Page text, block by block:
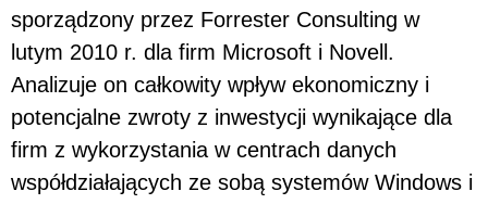
sporządzony przez Forrester Consulting w
lutym 2010 r. dla firm Microsoft i Novell.
Analizuje on całkowity wpływ ekonomiczny i
potencjalne zwroty z inwestycji wynikające dla
firm z wykorzystania w centrach danych
współdziałających ze sobą systemów Windows i